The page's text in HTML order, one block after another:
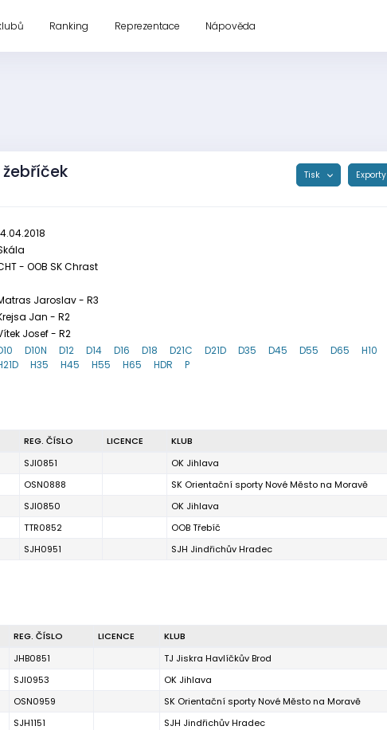
Ranking Reprezentace Nápověda
Tisk Exporty
- OOB SK Chrast
Jaroslav - R3
Jan - R2
Josef - R2
D10N D12 D14 D16 D18 D21C D21D D35 D45 D55 D65 H10
H35 H45 H55 H65 HDR P
REG. ČÍSLO LICENCE KLUB
SJI0851 OK Jihlava
OSN0888 SK Orientační sporty Nové Město na Moravě
SJI0850 OK Jihlava
TTR0852 OOB Třebíč
SJH0951 SJH Jindřichův Hradec
REG. ČÍSLO LICENCE KLUB
JHB0851 TJ Jiskra Havlíčkův Brod
SJI0953 OK Jihlava
OSN0959 SK Orientační sporty Nové Město na Moravě
SJH1151 SJH Jindřichův Hradec